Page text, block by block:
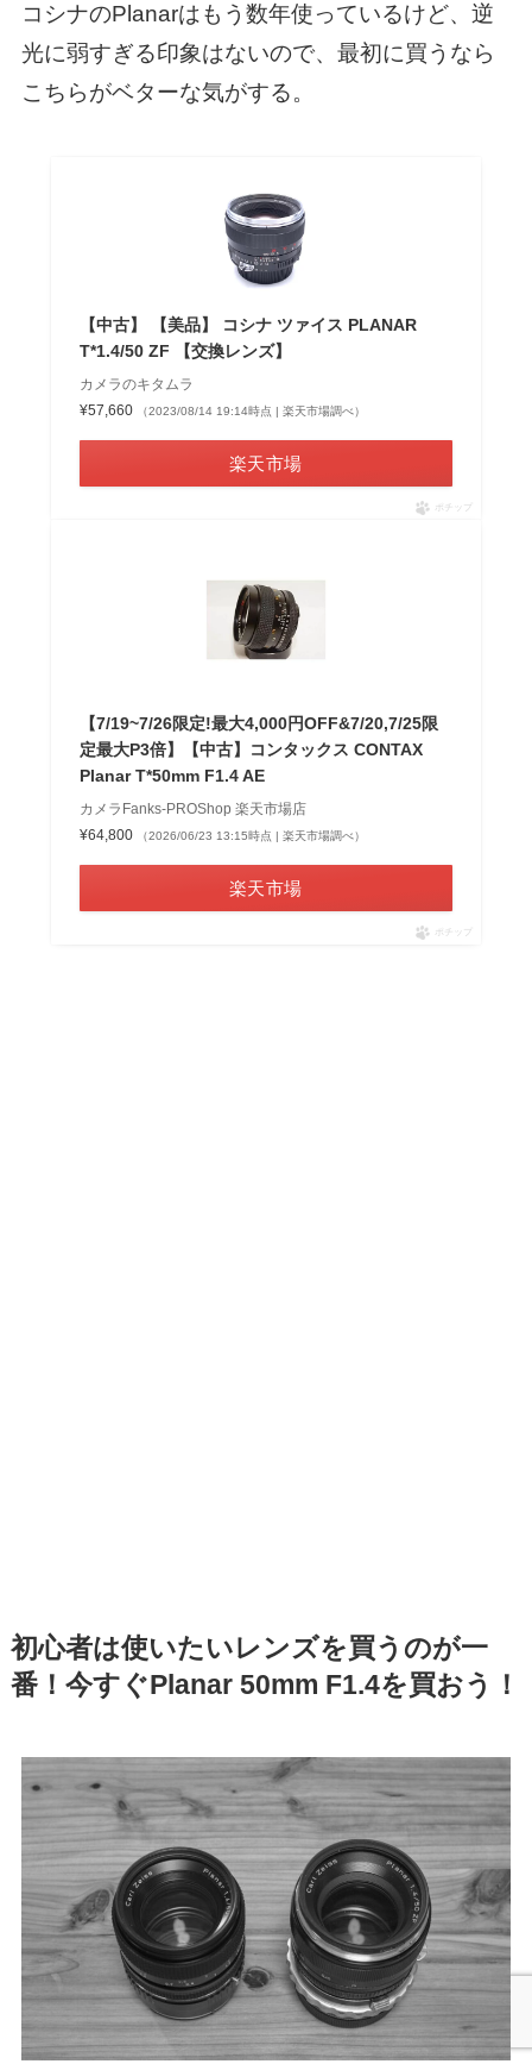
コシナのPlanarはもう数年使っているけど、逆
光に弱すぎる印象はないので、最初に買うなら
こちらがベターな気がする。
【中古】 【美品】 コシナ ツァイス PLANAR
T*1.4/50 ZF 【交換レンズ】
カメラのキタムラ
¥57,660
（2023/08/14 19:14時点 | 楽天市場調べ）
楽天市場
ポチップ
【7/19~7/26限定!最大4,000円OFF&7/20,7/25限
定最大P3倍】【中古】コンタックス CONTAX
Planar T*50mm F1.4 AE
カメラFanks-PROShop 楽天市場店
¥64,800
（2026/06/23 13:15時点 | 楽天市場調べ）
楽天市場
ポチップ
初心者は使いたいレンズを買うのが一
番！今すぐPlanar 50mm F1.4を買おう！